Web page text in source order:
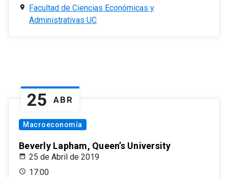
Facultad de Ciencias Económicas y
Administrativas UC
25 ABR
Macroeconomía
Beverly Lapham, Queen’s University
25 de Abril de 2019
17:00